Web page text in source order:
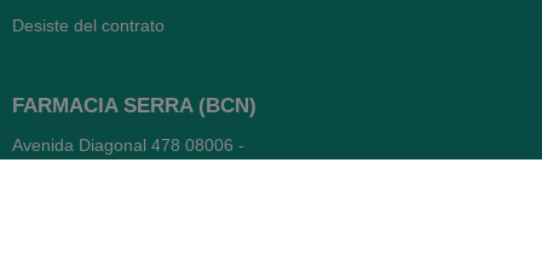
Desiste del contrato
FARMACIA SERRA (BCN)
Avenida Diagonal 478 08006 -